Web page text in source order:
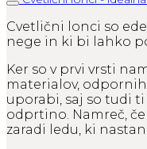
Cvetlični lonci so
nege in ki bi lahko
Ker so v prvi vrsti
materialov,
uporabi, saj so tudi
odprtino. Namreč,
zaradi ledu, ki